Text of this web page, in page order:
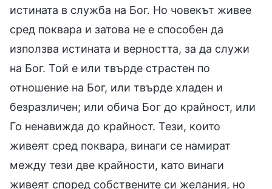
истината в служба на Бог. Но човекът живее
сред поквара и затова не е способен да
използва истината и верността, за да служи
на Бог. Той е или твърде страстен по
отношение на Бог, или твърде хладен и
безразличен; или обича Бог до крайност, или
Го ненавижда до крайност. Тези, които
живеят сред поквара, винаги се намират
между тези две крайности, като винаги
живеят според собствените си желания, но